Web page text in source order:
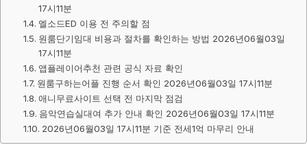
17시11분
엘소드ED 이용 전 주의할 점
원룸단기임대 비용과 절차를 확인하는 방법 2026년06월03일
17시11분
앱플레이어추천 관련 공식 자료 확인
원룸구하는어플 진행 순서 확인 2026년06월03일 17시11분
애니무료사이트 선택 전 마지막 점검
음악연습실대여 추가 안내 확인 2026년06월03일 17시11분
2026년06월03일 17시11분 기준 전세1억 마무리 안내